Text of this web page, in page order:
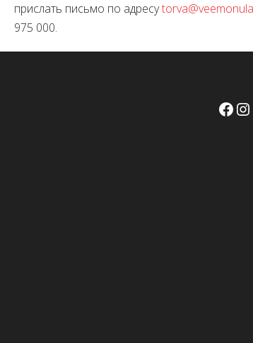
прислать письмо по адресу
975 000.